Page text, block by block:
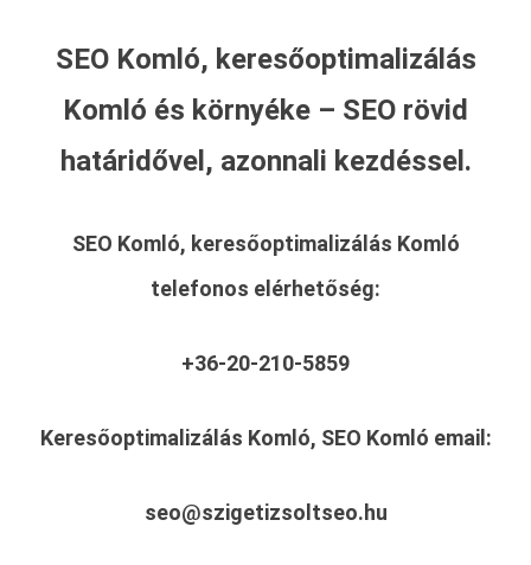
SEO Komló, keresőoptimalizálás
Komló és környéke – SEO rövid
határidővel, azonnali kezdéssel.
SEO Komló, keresőoptimalizálás Komló
telefonos elérhetőség:
+36-20-210-5859
Keresőoptimalizálás Komló, SEO Komló email:
seo@szigetizsoltseo.hu